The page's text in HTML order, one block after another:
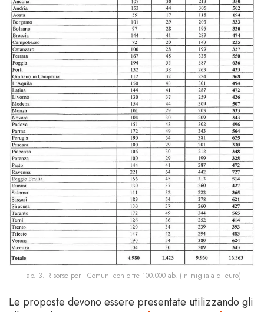
Tab. 3. Risorse per i Comuni con oltre 100.000 ab. (in migliaia di euro)
Le proposte devono essere presentate utilizzando gli